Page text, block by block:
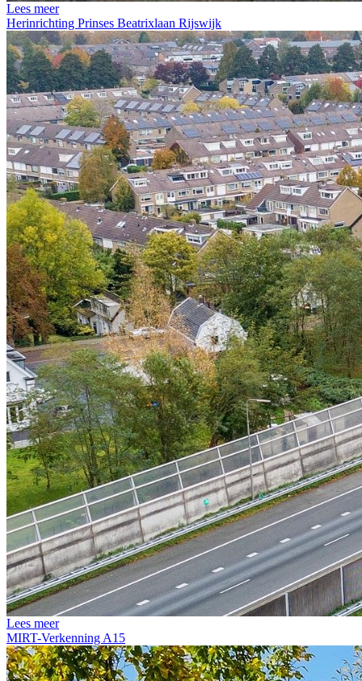
Lees meer
Herinrichting Prinses Beatrixlaan Rijswijk
Lees meer
MIRT-Verkenning A15